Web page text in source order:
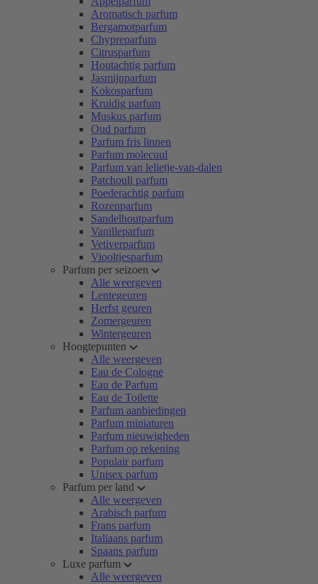
Aromatisch parfum
Bergamotparfum
Chypreparfum
Citrusparfum
Houtachtig parfum
Jasmijnparfum
Kokosparfum
Kruidig parfum
Muskus parfum
Oud parfum
Parfum fris linnen
Parfum molecuul
Parfum van lelietje-van-dalen
Patchouli parfum
Poederachtig parfum
Rozenparfum
Sandelhoutparfum
Vanilleparfum
Vetiverparfum
Viooltjesparfum
Parfum per seizoen
Alle weergeven
Lentegeuren
Herfst geuren
Zomergeuren
Wintergeuren
Hoogtepunten
Alle weergeven
Eau de Cologne
Eau de Parfum
Eau de Toilette
Parfum aanbiedingen
Parfum miniaturen
Parfum nieuwigheden
Parfum op rekening
Populair parfum
Unisex parfum
Parfum per land
Alle weergeven
Arabisch parfum
Frans parfum
Italiaans parfum
Spaans parfum
Luxe parfum
Alle weergeven